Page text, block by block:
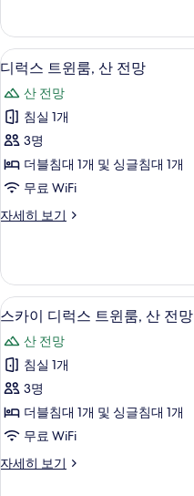
진
모
두
보
기
윈
룸,
로
드
뷰
자
세
히
보
기
디
럭
스
트
윈
룸,
전
사
진
모
두
보
기
5
디럭스 트윈룸, 산 전망
산 전망
침실 1개
3명
더블침대 1개 및 싱글침대 1개
무료 WiFi
자세히 보기
디
윈
룸,
산
망
자
세
히
보
기
스
카
이
디
럭
스
윈
6
스카이 디럭스 트윈룸, 산 전망
산 전망
침실 1개
3명
더블침대 1개 및 싱글침대 1개
무료 WiFi
자세히 보기
스